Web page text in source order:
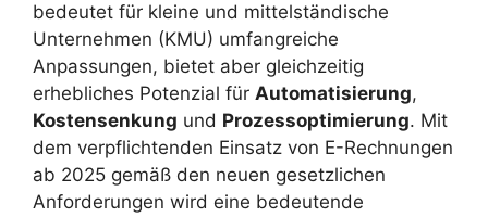
bedeutet für kleine und mittelständische
Unternehmen (KMU) umfangreiche
Anpassungen, bietet aber gleichzeitig
erhebliches Potenzial für Automatisierung,
Kostensenkung und Prozessoptimierung. Mit
dem verpflichtenden Einsatz von E-Rechnungen
ab 2025 gemäß den neuen gesetzlichen
Anforderungen wird eine bedeutende